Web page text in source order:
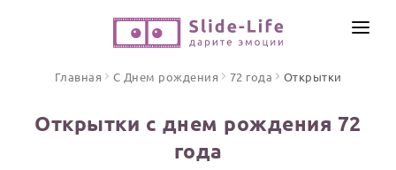
ИНСТРУМЕНТЫ
Главная С Днем рождения 72 года Открытки
Открытки с днем рождения 72
года